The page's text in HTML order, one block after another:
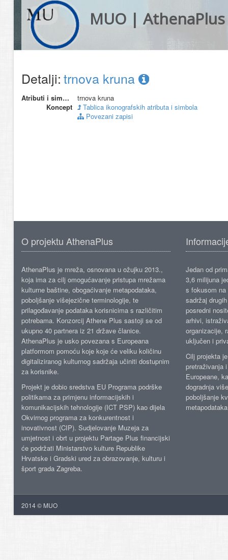
MUO | AthenaPlus
Detalji:trnova kruna
Atributi i simboli
trnova kruna
Koncept
Tablica ikonografskih atributa i simbola
Povezani zapisi
O projektu AthenaPlus
AthenaPlus je mreža, osnovana u ožujku 2013.,
koja ima za cilj omogućavanje pristupa mrežama
kulturne baštine, obogaćivanje metapodataka,
poboljšanje višejezične terminologije, te
prilagođavanje podataka korisnicima s različitim
potrebama. Konzorcij Athene Plus sastoji se od
ukupno 40 partnera iz 21 države članice.
AthenaPlus je usko povezana s Europeana
platformom pomoću koje koje će veliku količinu
digitaliziranog kulturnog sadržaja učiniti dostupnim
za korisnike.
Projekt je dobio sredstva EU Programa podrške
politikama za primjenu informacijskih i
komunikacijskih tehnologije (ICT PSP) kao dijela
Okvirnog programa za konkurentnost i
inovativnost (CIP). Sudjelovanje Muzeja za
umjetnost i obrt u projektu Partage Plus financijski
će podržati Ministarstvo kulture Republike
Hrvatske i Gradski ured za obrazovanje, kulturu i
šport grada Zagreba.
Jedan od
3,6 milijuna
s fokusom
sadržaj
posredni
arhivi,
organizacije,
uključen i
Cilj projekta
pretraživanja
Europeane,
dogradnja
poboljšanje
2014 © MUO